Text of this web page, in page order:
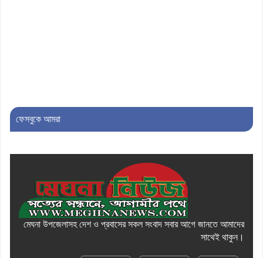
চেষ্টা ও প্রাণনাশের হুমকির অভিযোগ
ফেসবুকে আমরা
মেঘনা উপজেলাসহ দেশ ও প্রবাসের সকল সংবাদ সবার আগে জানতে আমাদের
সাথেই থাকুন।